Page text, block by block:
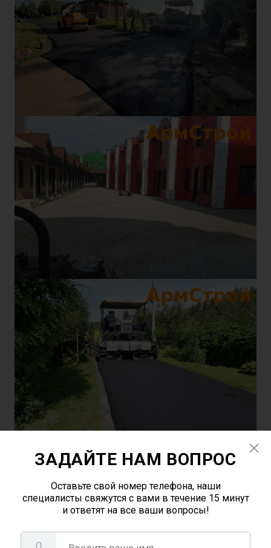
ЗАДАЙТЕ НАМ ВОПРОС
Оставьте свой номер телефона, наши
специалисты свяжутся с вами в течение 15 минут
и ответят на все ваши вопросы!